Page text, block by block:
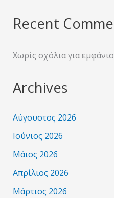
Recent
Χωρίς σχόλια για
Archives
Αύγουστος 2026
Ιούνιος 2026
Μάιος 2026
Απρίλιος 2026
Μάρτιος 2026